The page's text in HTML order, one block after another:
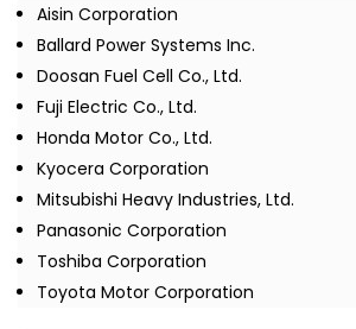
Aisin Corporation
Ballard Power Systems Inc.
Doosan Fuel Cell Co., Ltd.
Fuji Electric Co., Ltd.
Honda Motor Co., Ltd.
Kyocera Corporation
Mitsubishi Heavy Industries, Ltd.
Panasonic Corporation
Toshiba Corporation
Toyota Motor Corporation